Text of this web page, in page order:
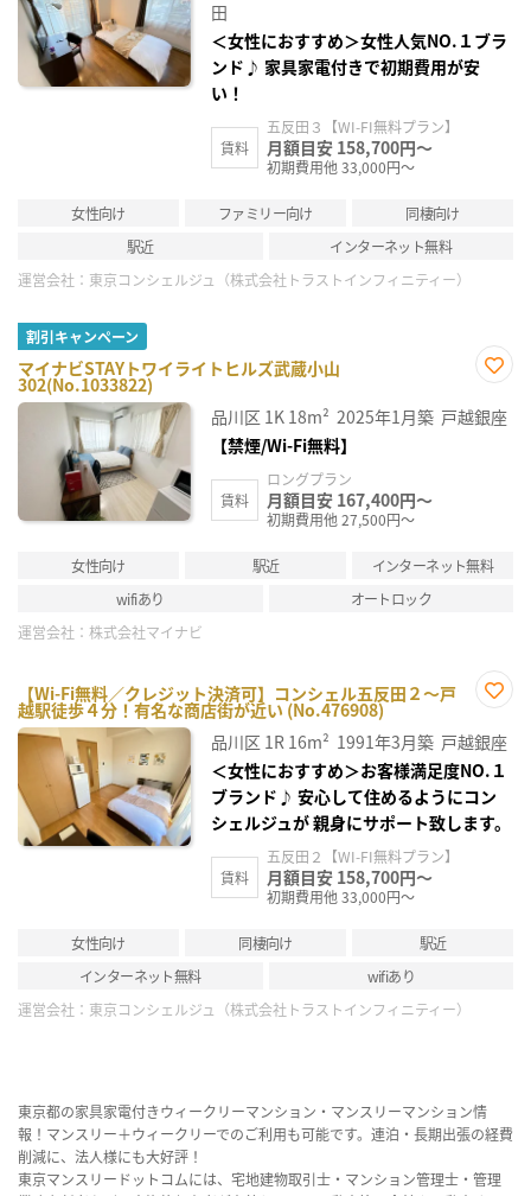
田
＜女性におすすめ＞女性人気NO.１ブラ
ンド♪ 家具家電付きで初期費用が安
い！
賃料
五反田３【WI-FI無料プラン】
月額目安 158,700円～
初期費用他 33,000円～
女性向け ファミリー向け
同棲向け
駅近
インターネット無料
運営会社： 東京コンシェルジュ（株式会社トラストインフィニティー）
割引キャンペーン
マイナビSTAYトワイライトヒルズ武蔵小山
302(No.1033822)
に入
り登
品川区 1K 18m² 2025年1月築 戸越銀座
【禁煙/Wi-Fi無料】
賃料
ロングプラン
月額目安 167,400円～
初期費用他 27,500円～
女性向け 駅近
インターネット無料
wifiあり
オートロック
運営会社： 株式会社マイナビ
【Wi-Fi無料／クレジット決済可】コンシェル五反田２～戸
越駅徒歩４分！有名な商店街が近い (No.476908)
に入
り登
録
品川区 1R 16m² 1991年3月築 戸越銀座
＜女性におすすめ＞お客様満足度NO.１
ブランド♪ 安心して住めるようにコン
シェルジュが 親身にサポート致します。
賃料
五反田２【WI-FI無料プラン】
月額目安 158,700円～
初期費用他 33,000円～
女性向け 同棲向け
駅近
インターネット無料
wifiあり
運営会社： 東京コンシェルジュ（株式会社トラストインフィニティー）
東京都の家具家電付きウィークリーマンション・マンスリーマンション情
報！マンスリー＋ウィークリーでのご利用も可能です。連泊・長期出張の経費
削減に、法人様にも大好評！
東京マンスリードットコムには、宅地建物取引士・マンション管理士・管理